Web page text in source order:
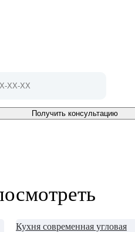
Получить консультацию
Кухня современная угловая